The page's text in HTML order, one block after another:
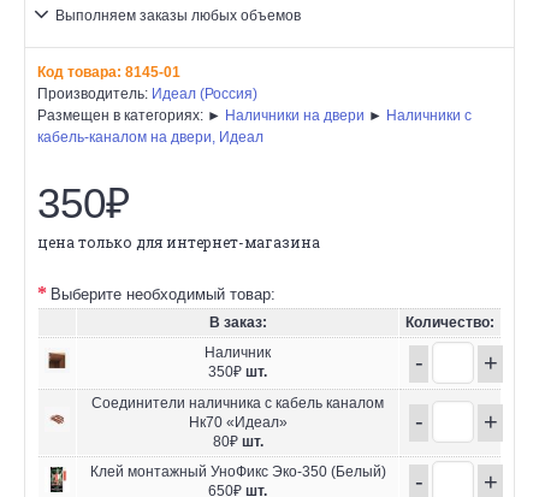
Выполняем заказы любых объемов
Код товара: 8145-01
Производитель: Идеал (Россия)
Размещен в категориях: ► Наличники на двери ► Наличники с
кабель-каналом на двери, Идеал
350₽
цена только для интернет-магазина
Выберите необходимый товар:
В заказ:
Количество:
Наличник
350₽ шт. - +
Соединители наличника с кабель каналом
Нк70 «Идеал»
80₽ шт.
- +
Клей монтажный УноФикс Эко-350 (Белый)
650₽ шт. - +